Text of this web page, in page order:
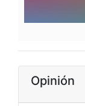
Opinión